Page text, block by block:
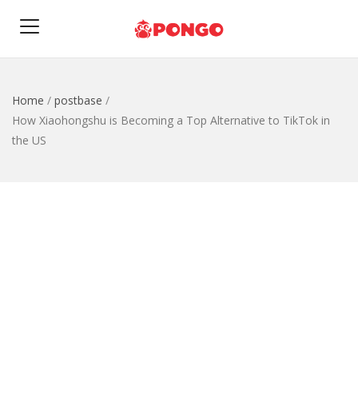
Home / postbase /
How Xiaohongshu is Becoming a Top Alternative to TikTok in
the US